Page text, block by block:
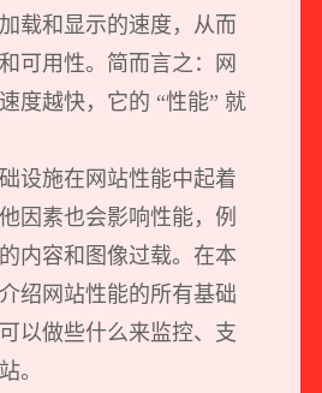
载和显示的速度，从而
可用性。简而言之：网
度越快，它的 “性能” 就
设施在网站性能中起着
因素也会影响性能，例
内容和图像过载。在本
绍网站性能的所有基础
以做些什么来监控、支
。